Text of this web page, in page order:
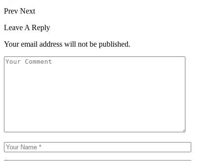
Prev Next
Leave A Reply
Your email address will not be published.